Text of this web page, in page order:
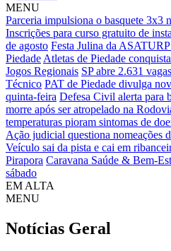
MENU
Parceria impulsiona o basquete 3x3
Inscrições para curso gratuito de
de agosto Festa Julina da
Piedade Atletas de Piedade
Jogos Regionais SP abre 2.631
Técnico PAT de Piedade divulga
quinta-feira Defesa Civil alerta para
morre após ser atropelado na
temperaturas pioram sintomas de
Ação judicial questiona nomeações
Veículo sai da pista e cai em
Pirapora Caravana Saúde & Bem-
sábado
EM ALTA
MENU
Notícias Geral